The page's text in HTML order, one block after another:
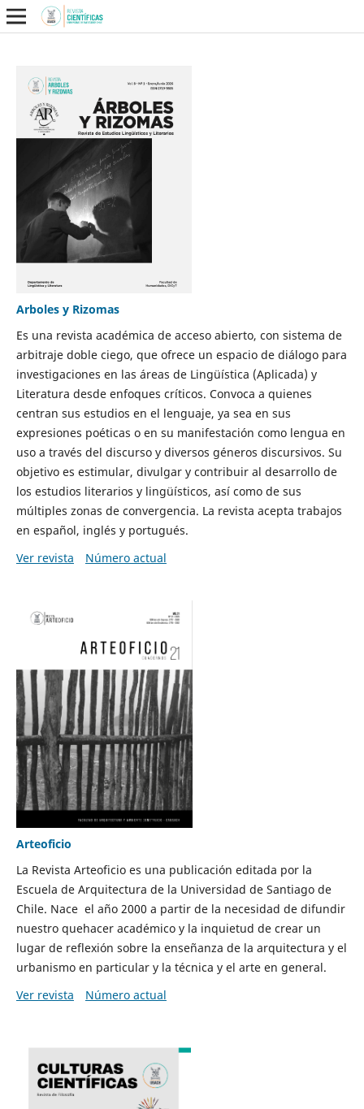
Arboles y Rizomas
Es una revista académica de acceso abierto, con sistema de
arbitraje doble ciego, que ofrece un espacio de diálogo para
investigaciones en las áreas de Lingüística (Aplicada) y
Literatura desde enfoques críticos. Convoca a quienes
centran sus estudios en el lenguaje, ya sea en sus
expresiones poéticas o en su manifestación como lengua en
uso a través del discurso y diversos géneros discursivos. Su
objetivo es estimular, divulgar y contribuir al desarrollo de
los estudios literarios y lingüísticos, así como de sus
múltiples zonas de convergencia. La revista acepta trabajos
en español, inglés y portugués.
Ver revista
Número actual
Arteoficio
La Revista Arteoficio es una publicación editada por la
Escuela de Arquitectura de la Universidad de Santiago de
Chile. Nace el año 2000 a partir de la necesidad de difundir
nuestro quehacer académico y la inquietud de crear un
lugar de reflexión sobre la enseñanza de la arquitectura y el
urbanismo en particular y la técnica y el arte en general.
Ver revista
Número actual